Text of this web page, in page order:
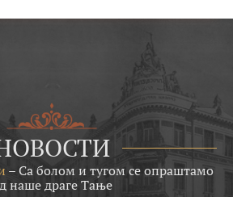
–Са болом и тугом се опраштамо
наше драге Тање